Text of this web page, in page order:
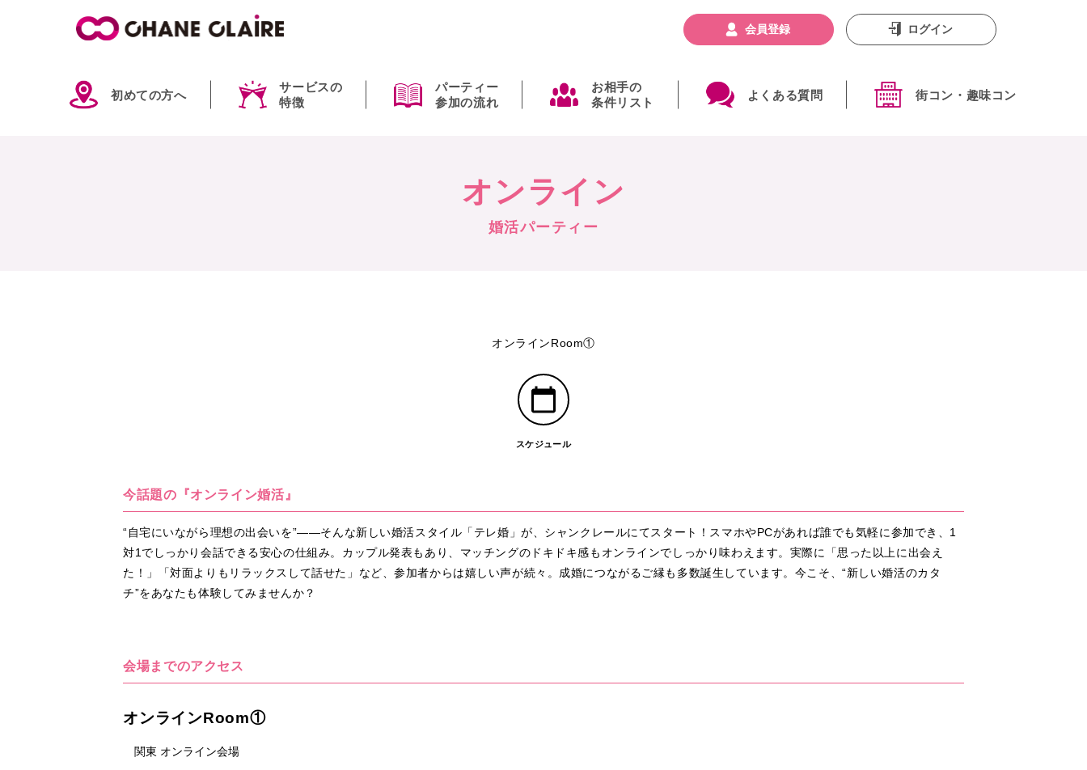
初めての方へ
サービスの
特徴
パーティー
参加の流れ
お相手の
条件リスト
よくある質問 街コン・趣味コン
会員登録 ログイン
オンライン
婚活パーティー
オンラインRoom①
スケジュール
今話題の『オンライン婚活』
“自宅にいながら理想の出会いを”――そんな新しい婚活スタイル「テレ婚」が、シャンクレールにてスタート！スマホやPCがあれば誰でも気軽に参加でき、1
対1でしっかり会話できる安心の仕組み。カップル発表もあり、マッチングのドキドキ感もオンラインでしっかり味わえます。実際に「思った以上に出会え
た！」「対面よりもリラックスして話せた」など、参加者からは嬉しい声が続々。成婚につながるご縁も多数誕生しています。今こそ、“新しい婚活のカタ
チ”をあなたも体験してみませんか？
会場までのアクセス
オンラインRoom①
関東 オンライン会場